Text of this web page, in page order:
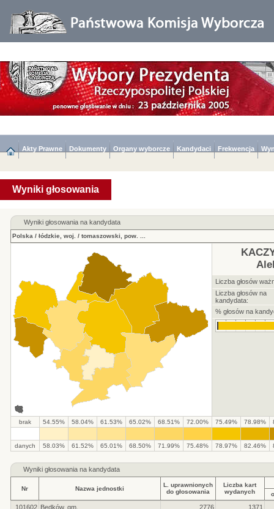
Akty Prawne Dokumenty Organy wyborcze Kandydaci Frekwencja
Wyniki głosowania
Wyniki głosowania na kandydata
Polska / łódzkie, woj. / tomaszowski, pow.
Liczba głosów
Liczba głosów na
kandydata:
% głosów na
brak 54.55% 58.04% 61.53% 65.02% 68.51% 72.00% 75.49% 78.98%
danych 58.03% 61.52% 65.01% 68.50% 71.99% 75.48% 78.97% 82.46%
Wyniki głosowania na kandydata
Nr Nazwa jednostki
L. uprawnionych
do głosowania
Liczba kart
wydanych
101602 Będków, gm. 2776
1371